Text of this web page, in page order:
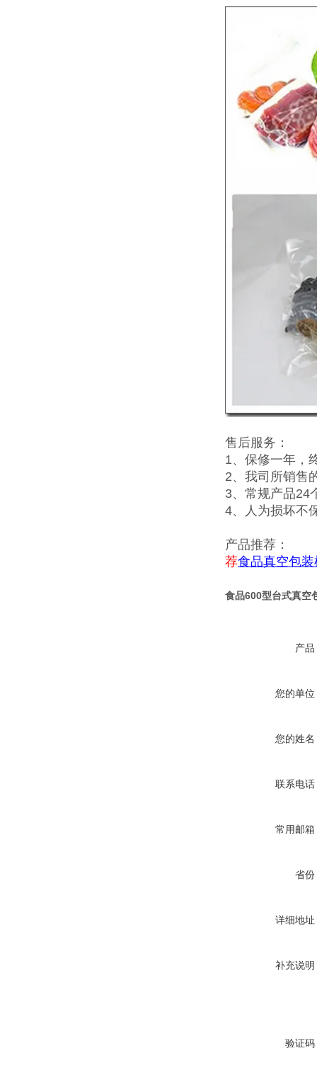
售后服务：
1、保修一年，
2、我司所销售
3、常规产品24
4、人为损坏不
产品推荐：
荐食品真空包装
食品600型台式真空
产品
您的单位
您的姓名
联系电话
常用邮箱
省份
详细地址
补充说明
验证码